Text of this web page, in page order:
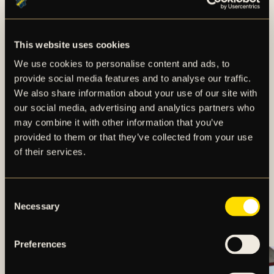
This website uses cookies
We use cookies to personalise content and ads, to
provide social media features and to analyse our traffic.
We also share information about your use of our site with
our social media, advertising and analytics partners who
may combine it with other information that you’ve
provided to them or that they’ve collected from your use
of their services.
Selection
Necessary
Preferences
MÅLEXPLOSION NÄR